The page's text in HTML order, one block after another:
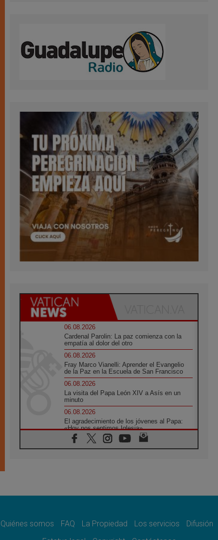
06.08.2026
Cardenal Parolin: La paz comienza con la
empatía al dolor del otro
06.08.2026
Fray Marco Vianelli: Aprender el Evangelio
de la Paz en la Escuela de San Francisco
06.08.2026
La visita del Papa León XIV a Asís en un
minuto
06.08.2026
El agradecimiento de los jóvenes al Papa:
«Hoy nos sentimos Iglesia»
06.08.2026
Líbano: Reanudan los coloquios en Roma en
paz
Quiénes somos FAQ La Propiedad Los servicios
Difusión